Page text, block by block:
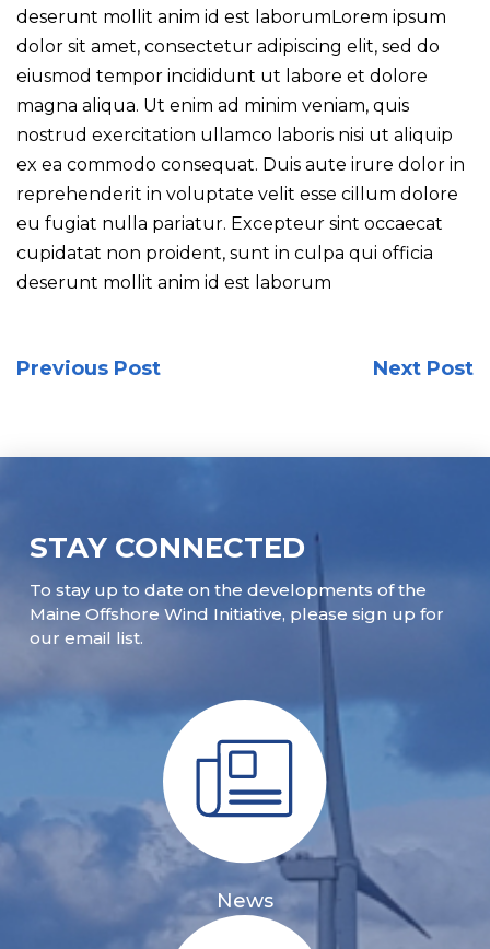
deserunt mollit anim id est laborumLorem ipsum
dolor sit amet, consectetur adipiscing elit, sed do
eiusmod tempor incididunt ut labore et dolore
magna aliqua. Ut enim ad minim veniam, quis
nostrud exercitation ullamco laboris nisi ut aliquip
ex ea commodo consequat. Duis aute irure dolor in
reprehenderit in voluptate velit esse cillum dolore
eu fugiat nulla pariatur. Excepteur sint occaecat
cupidatat non proident, sunt in culpa qui officia
deserunt mollit anim id est laborum
Previous Post Next Post
STAY CONNECTED
To stay up to date on the developments of the
Maine Offshore Wind Initiative, please sign up for
our email list.
News